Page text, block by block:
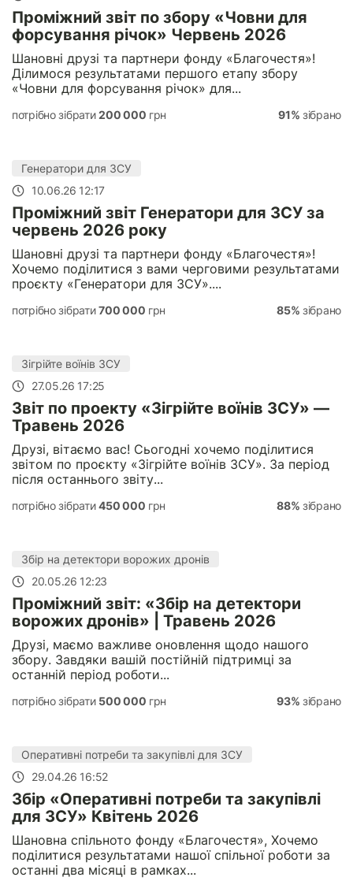
Проміжний звіт по збору «Човни для
форсування річок» Червень 2026
Шановні друзі та партнери фонду «Благочестя»!
Ділимося результатами першого етапу збору
«Човни для форсування річок» для...
потрібно зібрати200 000 грн 91% зібрано
Генератори для ЗСУ
10.06.26 12:17
Проміжний звіт Генератори для ЗСУ за
червень 2026 року
Шановні друзі та партнери фонду «Благочестя»!
Хочемо поділитися з вами черговими результатами
проєкту «Генератори для ЗСУ»....
потрібно зібрати700 000 грн 85% зібрано
Зігрійте воїнів ЗСУ
27.05.26 17:25
Звіт по проекту «Зігрійте воїнів ЗСУ» —
Травень 2026
Друзі, вітаємо вас! Сьогодні хочемо поділитися
звітом по проєкту «Зігрійте воїнів ЗСУ». За період
після останнього звіту...
потрібно зібрати450 000 грн 88% зібрано
Збір на детектори ворожих дронів
20.05.26 12:23
Проміжний звіт: «Збір на детектори
ворожих дронів» | Травень 2026
Друзі, маємо важливе оновлення щодо нашого
збору. Завдяки вашій постійній підтримці за
останній період роботи...
потрібно зібрати 500 000 грн 93% зібрано
Оперативні потреби та закупівлі для ЗСУ
29.04.26 16:52
Збір «Оперативні потреби та закупівлі
для ЗСУ» Квітень 2026
Шановна спільното фонду «Благочестя», Хочемо
поділитися результатами нашої спільної роботи за
останні два місяці в рамках...